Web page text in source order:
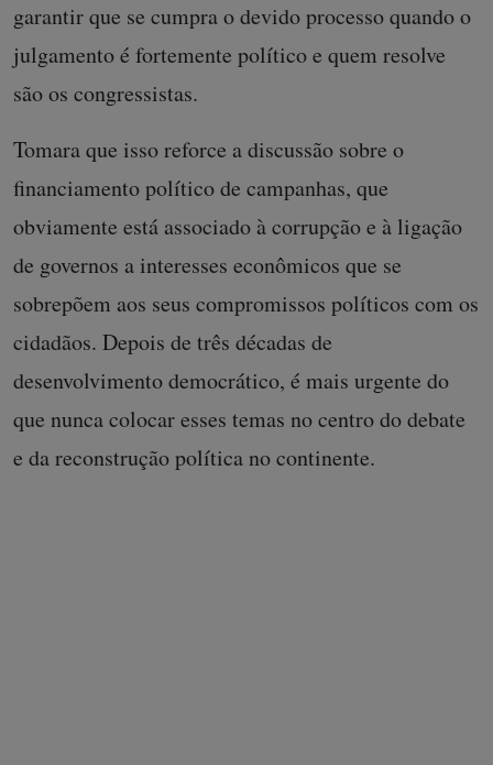
garantir que se cumpra o devido processo quando o
julgamento é fortemente político e quem resolve
são os congressistas.
Tomara que isso reforce a discussão sobre o
financiamento político de campanhas, que
obviamente está associado à corrupção e à ligação
de governos a interesses econômicos que se
sobrepõem aos seus compromissos políticos com os
cidadãos. Depois de três décadas de
desenvolvimento democrático, é mais urgente do
que nunca colocar esses temas no centro do debate
e da reconstrução política no continente.